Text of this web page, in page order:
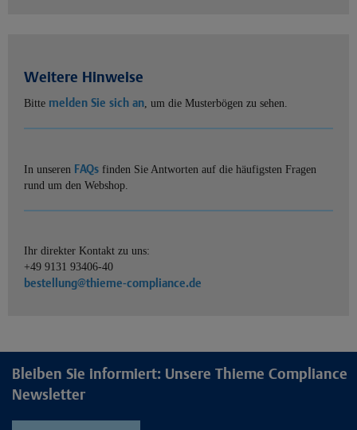
Weitere Hinweise
Bitte melden Sie sich an, um die Musterbögen zu sehen.
In unseren FAQs finden Sie Antworten auf die häufigsten Fragen
rund um den Webshop.
Ihr direkter Kontakt zu uns:
+49 9131 93406-40
bestellung@thieme-compliance.de
Bleiben Sie informiert: Unsere Thieme Compliance
Newsletter